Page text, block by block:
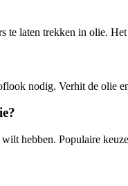
laten trekken in olie.
nodig. Verhit de olie
hebben. Populaire